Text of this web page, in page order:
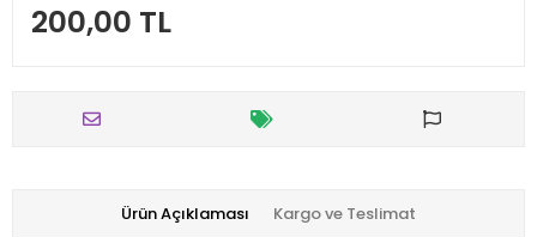
200,00 TL
Ürün Açıklaması Kargo ve Teslimat